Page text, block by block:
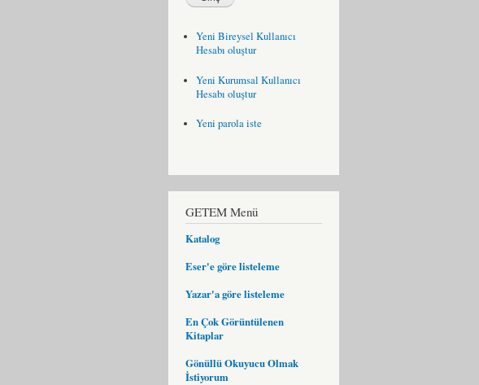
Yeni Bireysel Kullanıcı
Hesabı oluştur
Yeni Kurumsal Kullanıcı
Hesabı oluştur
Yeni parola iste
GETEM Menü
Katalog
Eser'e göre listeleme
Yazar'a göre listeleme
En Çok Görüntülenen
Kitaplar
Gönüllü Okuyucu Olmak
İstiyorum